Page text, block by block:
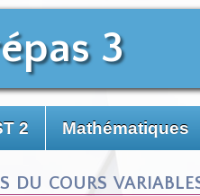
3
2 Mathématiques
du cours